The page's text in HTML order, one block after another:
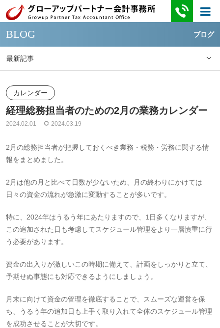
BLOG ブログ
最新記事
カレンダー
経理総務担当者のための2月の業務カレンダー
2024.02.01 2024.03.19
2月の総務担当者が把握しておくべき業務・税務・労務に関する情
報をまとめました。
2月は他の月と比べて日数が少ないため、月の終わりにかけては
日々の資金の流れが急激に変動することが多いです。
特に、2024年はうるう年にあたりますので、1日多くなりますが、
この追加された日も考慮してスケジュール管理をより一層慎重に行
う必要があります。
資金の出入りが激しいこの時期に備えて、計画をしっかりと立て、
予期せぬ事態にも対応できるようにしましょう。
月末に向けて資金の管理を徹底することで、スムーズな運営を保
ち、うるう年の追加日も上手く取り入れて全体のスケジュール管理
を成功させることが大切です。